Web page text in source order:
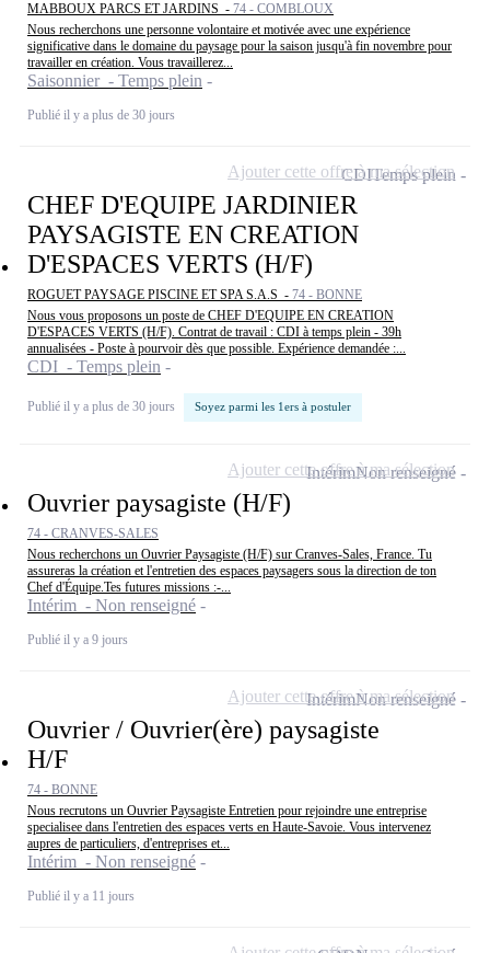
MABBOUX PARCS ET JARDINS - 74 - COMBLOUX
Nous recherchons une personne volontaire et motivée avec une expérience
significative dans le domaine du paysage pour la saison jusqu'à fin novembre pour
travailler en création. Vous travaillerez...
Saisonnier - Temps plein
Publié il y a plus de 30 jours
CHEF D'EQUIPE JARDINIER
PAYSAGISTE EN CREATION
D'ESPACES VERTS (H/F)
ROGUET PAYSAGE PISCINE ET SPA S.A.S - 74 - BONNE
Nous vous proposons un poste de CHEF D'EQUIPE EN CREATION
D'ESPACES VERTS (H/F). Contrat de travail : CDI à temps plein - 39h
annualisées - Poste à pourvoir dès que possible. Expérience demandée :...
CDI - Temps plein
Publié il y a plus de 30 jours Soyez parmi les 1ers à postuler
CDITemps plein
Ajouter cette offre à ma sélection
Ouvrier paysagiste (H/F)
74 - CRANVES-SALES
Nous recherchons un Ouvrier Paysagiste (H/F) sur Cranves-Sales, France. Tu
assureras la création et l'entretien des espaces paysagers sous la direction de ton
Chef d'Équipe.Tes futures missions :-...
Intérim - Non renseigné
Publié il y a 9 jours
IntérimNon renseigné
Ajouter cette offre à ma sélection
Ouvrier / Ouvrier(ère) paysagiste
H/F
74 - BONNE
Nous recrutons un Ouvrier Paysagiste Entretien pour rejoindre une entreprise
specialisee dans l'entretien des espaces verts en Haute-Savoie. Vous intervenez
aupres de particuliers, d'entreprises et...
Intérim - Non renseigné
Publié il y a 11 jours
IntérimNon renseigné
Ajouter cette offre à ma sélection